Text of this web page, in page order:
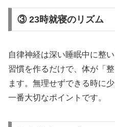
③ 23時就寝のリズム
自律神経は深い睡眠中に整
習慣を作るだけで、体が「
ます。無理せずできる時に
一番大切なポイントです。